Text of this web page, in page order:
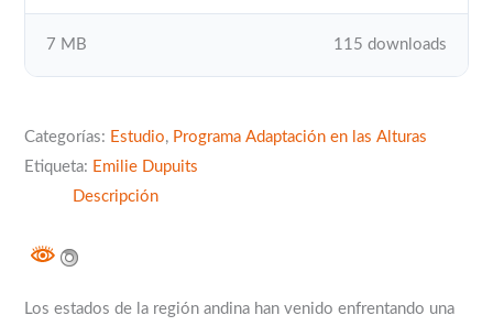
115 downloads
7 MB
Categorías: Estudio, Programa Adaptación en las Alturas
Etiqueta: Emilie Dupuits
Descripción
Los estados de la región andina han venido enfrentando una